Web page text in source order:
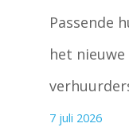
Passende
het
7 juli 2026